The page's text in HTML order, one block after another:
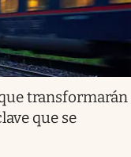
transformarán
que se